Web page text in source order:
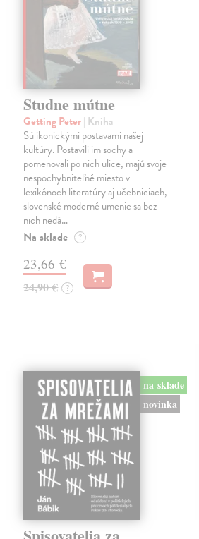
Studne mútne
Getting Peter| Kniha
Sú ikonickými postavami našej
kultúry. Postavili im sochy a
pomenovali po nich ulice, majú svoje
nespochybniteľné miesto v
lexikónoch literatúry aj učebniciach,
slovenské moderné umenie sa bez
nich nedá…
Na sklade ?
23,66 €
24,90 € ?
na sklade
novinka